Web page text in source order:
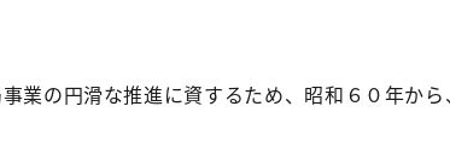
業の円滑な推進に資するため、昭和６０年か